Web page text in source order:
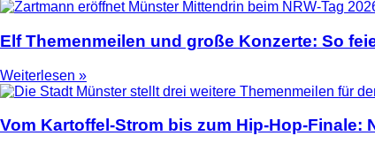
Elf Themenmeilen und große Konzerte: So
Weiterlesen »
Vom Kartoffel-Strom bis zum Hip-Hop-Finale: